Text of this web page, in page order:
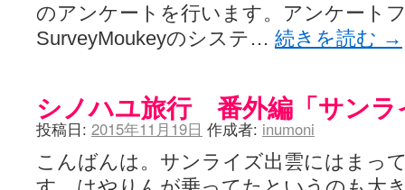
のアンケートを行います。アンケート
SurveyMoukeyのシステ… 続きを読む →
シノハユ旅行 番外編「サンラ
投稿日: 2015年11月19日 作成者: inumoni
こんばんは。サンライズ出雲にはまっ